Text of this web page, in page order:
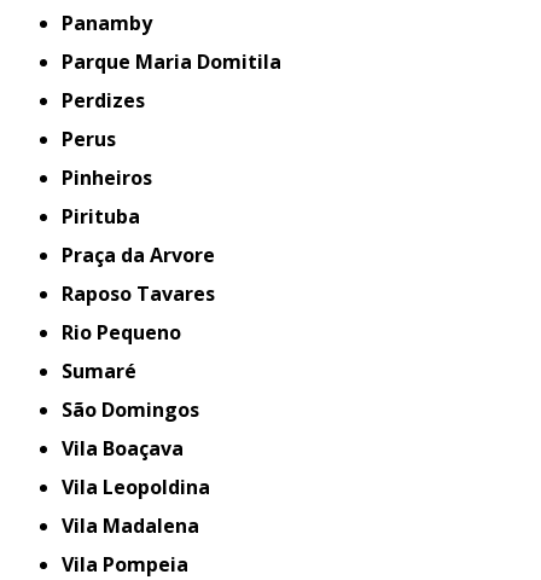
Panamby
Parque Maria Domitila
Perdizes
Perus
Pinheiros
Pirituba
Praça da Arvore
Raposo Tavares
Rio Pequeno
Sumaré
São Domingos
Vila Boaçava
Vila Leopoldina
Vila Madalena
Vila Pompeia